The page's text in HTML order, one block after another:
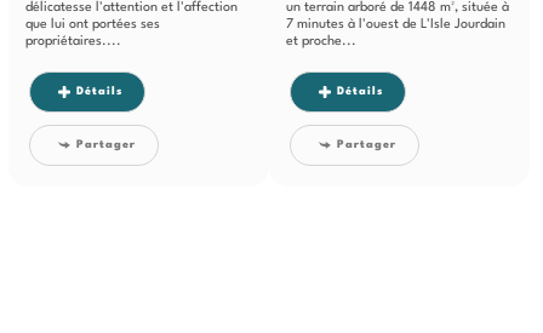
délicatesse l'attention et l'affection
que lui ont portées ses
propriétaires....
Détails
Partager
un terrain arboré de 1448 m², située à
7 minutes à l'ouest de L'Isle Jourdain
et proche...
Détails
Partager